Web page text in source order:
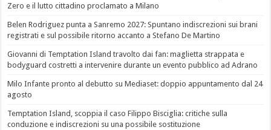
Zero e il lutto cittadino proclamato a Milano
Belen Rodriguez punta a Sanremo 2027: Spuntano indiscrezioni sui brani
registrati e sul possibile ritorno accanto a Stefano De Martino
Giovanni di Temptation Island travolto dai fan: maglietta strappata e
bodyguard costretti a intervenire durante un evento pubblico ad Adrano
Milo Infante pronto al debutto su Mediaset: doppio appuntamento dal 24
agosto
Temptation Island, scoppia il caso Filippo Bisciglia: critiche sulla
conduzione e indiscrezioni su una possibile sostituzione